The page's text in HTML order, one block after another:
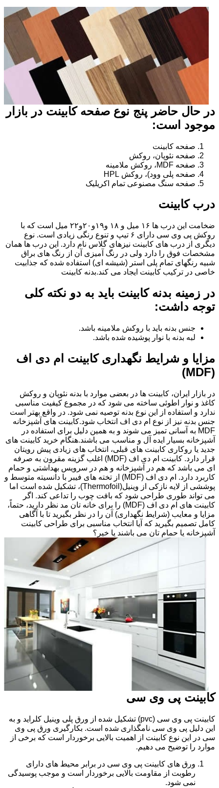
در حال حاضر پنج نوع صفحه کابینت در بازار
موجود است:
صفحه کابینت
صفحه نئوپان، روکش
صفحه MDF، روکش ملامینه
صفحه پلی وود)، روکش HPL
صفحه سنگ مصنوعی تمام اکریلیک
درب کابینت
ضخامت این درب ها ۱۶ میل و ۱۸ و١٩و٢٠و٢٢ میل است که با
روکش پی وی سی دارای ۶ تیپ و تنوع رنگی زیادی است. نوع
دیگری از درب های کابینت نیزهای گلاس نام دارد. این درب ها همان
مشخصات فوق را دارد ولی در رنگ آمیزی آن از رنگ های براق
شبیه رنگهای تمام پلی استر (شیشه ای) استفاده شده که جذابیت
خاصی در ترکیب کابینت ایجاد می کند.بدنه کابینت
در زمینه بدنه کابینت باید به دو نکته کلی
توجه داشت:
جنس بدنه باید با روکش ملامینه باشد.
لبه بدنه با نوار پوشیده شده باشد.
مزایا و شرایط نگهداری کابینت ام دی اف
(MDF)
در بازار ایران، کابینت ها در بعضی موارد با بدنه نئوپان و روکش
کاغذ و نوار اطوئی ساخته می شود که در مجموع کیفیت مناسبی
ندارد و استفاده از این نوع بدنه توصیه نمی شود. در واقع بهتر است
جنس بدنه نیز از نوع ام دی اف انتخاب شود.کابینت های آشپزخانه
MDF به آسانی تمیز می شوند و به همین دلیل برای استفاده در
آشپزخانه بسیار ایده آل و مناسب می باشند.هنگام خرید کابینت های
جدید یا روکاری کابینت های قبلی، انتخاب های زیادی پیش رویتان
قرار دارد. کابینت ام دی اف (MDF) اغلب گزینه مقرون به صرفه
ای می باشد که هم در آشپزخانه و هم در سرویس بهداشتی و حمام
کاربرد دارد. ام دی اف (MDF) از تخته های فیبر با دانسیته متوسط و
پوششی از لایه نازکی از وینیل(Thermofoil)، تشکیل شده است اما
می تواند طوری طراحی شود که بافت چوب را تداعی کند. اگر
کابینت های ام دی اف (MDF) را برای خانه تان مد نظر دارید، حتماً،
مزایا و معایب (شرایط نگهداری) آن را در نظر بگیرید تا با آگاهی
کامل تصمیم بگیرید که آیا انتخاب مناسبی برای طراحی کابینت
آشپزخانه یا حمام تان می باشند یا خیر؟
کابینت پی وی سی
کابینت پی وی سی (pvc) تشکیل شده از ورق پلی وینیل کلراید و به
این دلیل پی وی سی نامگذاری شده است. بکارگیری ورق پی وی
سی در این نوع کابینت از اهمیت بالایی برخوردار است که برخی از
موارد را توضیح می دهیم.
ورق های کابینت پی وی سی در برابر محیط های دارای
رطوبت از مقاومت بالایی برخوردار است و موجب پوسیدگی
نمی شود.